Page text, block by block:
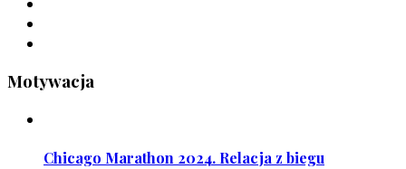
Motywacja
Chicago Marathon 2024. Relacja z biegu